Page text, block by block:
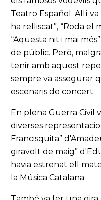
Teatro Español. Allí
ha relliscat”, “Roda el
“Aquesta nit i mai
de públic. Però,
tenir amb aquest
sempre va assegurar
escenaris de concert.
En plena Guerra Civil
diverses
Francisquita”
giravolt de maig”
havia estrenat ell
la Música Catalana.